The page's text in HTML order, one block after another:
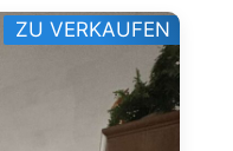
ZU VERKAUFEN